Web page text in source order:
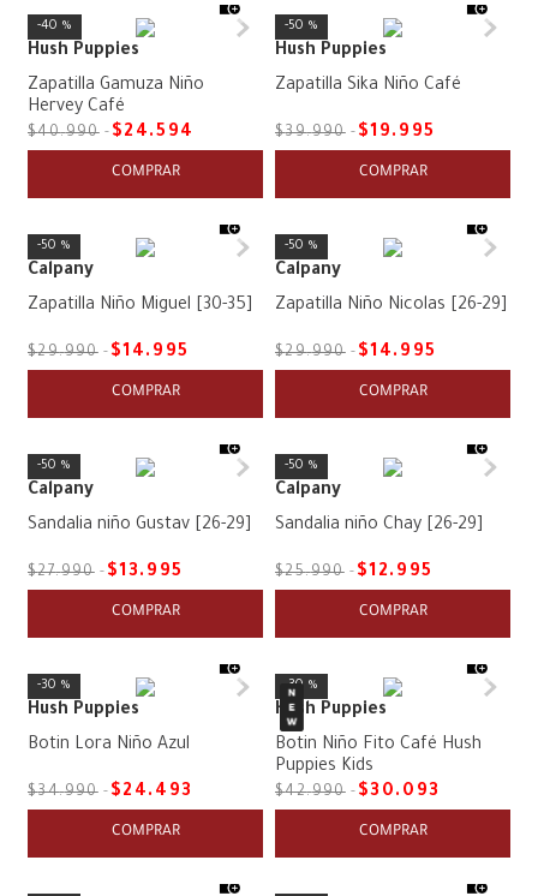
40 %
Hush Puppies
Zapatilla Gamuza Niño
Hervey Café
$40.990 $24.594
COMPRAR
50 %
Hush Puppies
Zapatilla Sika Niño Café
$39.990 $19. 995
COMPRAR
50 %
Calpany
Zapatilla Niño Miguel [30-35]
$29.990 $14. 995
COMPRAR
50 %
Calpany
Zapatilla Niño Nicolas [26-29]
$29.990 $14. 995
COMPRAR
50 %
Calpany
Sandalia niño Gustav [26-29]
$27.990 $13. 995
COMPRAR
50 %
Calpany
Sandalia niño Chay [26-29]
$25.990 $12. 995
COMPRAR
30 %
Hush Puppies
Botin Lora Niño Azul
$34.990 $24. 493
COMPRAR
30 %
Hush Puppies
Botin Niño Fito Café Hush
Puppies Kids
$42.990 $30. 093
COMPRAR